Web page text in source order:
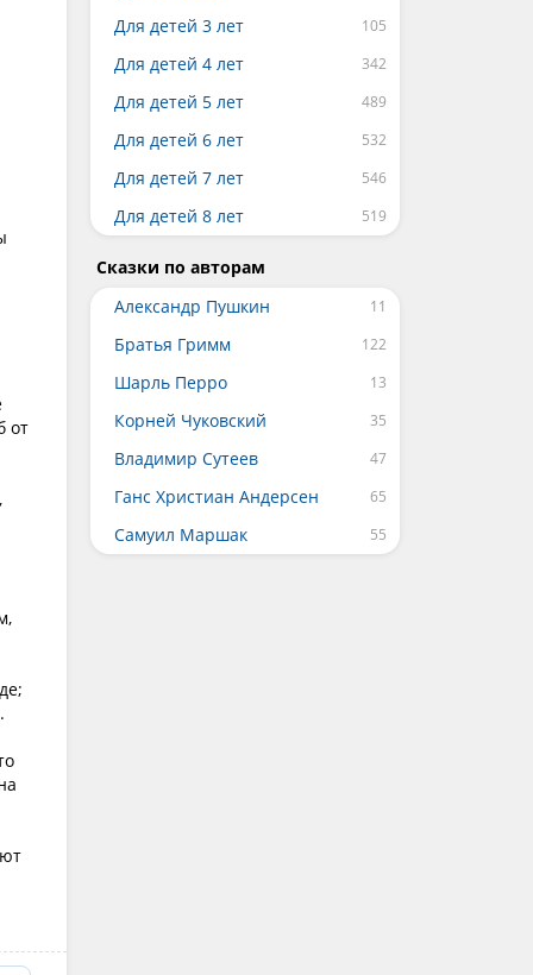
от
Для детей 3 лет
Для детей 4 лет
Для детей 5 лет
Для детей 6 лет
Для детей 7 лет
Для детей 8 лет
Сказки по авторам
Александр Пушкин
Братья Гримм
Шарль Перро
Корней Чуковский
Владимир Сутеев
Ганс Христиан Андерсен
Самуил Маршак